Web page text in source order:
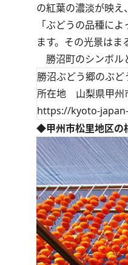
の紅葉の濃淡が映え
「ぶどうの品種に
ます。その光景はま
勝沼町のシンボル
勝沼ぶどう郷のぶ
所在地 山梨県甲州
https://kyoto-
◆甲州市松里地区の